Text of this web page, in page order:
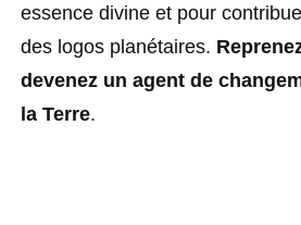
essence divine et pour
des logos planétaires.
devenez un agent de
la Terre.